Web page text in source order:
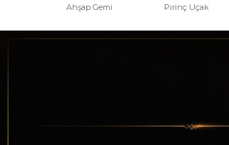
Ahşap Gemi Pirinç Uçak